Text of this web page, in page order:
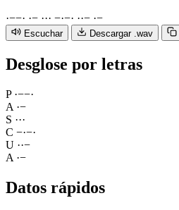
·−−· ·− ··· −·−· ··− ·−
Escuchar Descargar .wav
Desglose por letras
P ·−−·
A ·−
S ···
C −·−·
U ··−
A ·−
Datos rápidos